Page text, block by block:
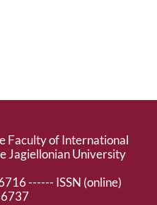
Faculty of International
Jagiellonian University
------ ISSN (online)